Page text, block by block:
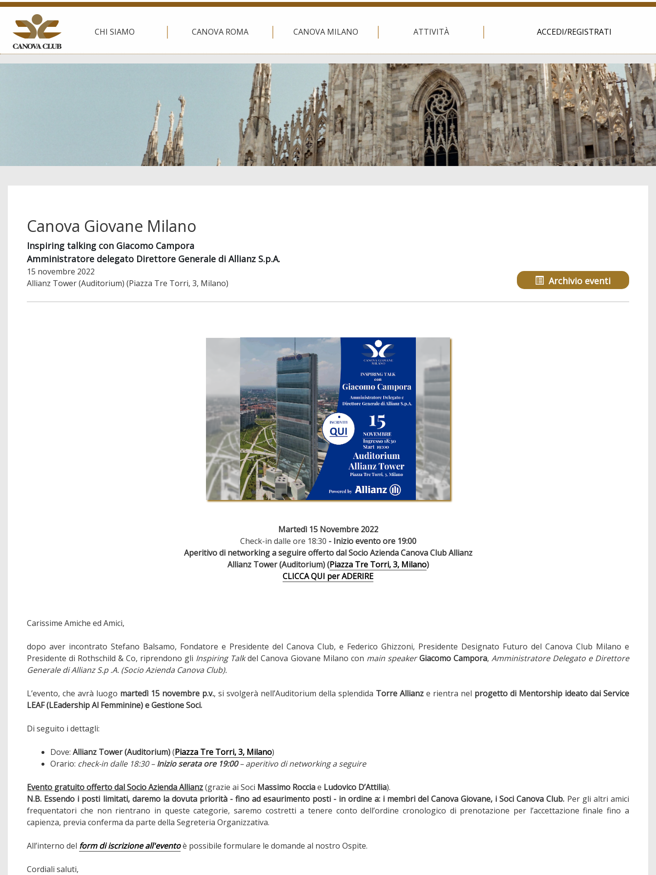
CHI SIAMO CANOVA ROMA CANOVA MILANO ATTIVITÀ ACCEDI/REGISTRATI
Canova Giovane Milano
Inspiring talking con Giacomo Campora
Amministratore delegato Direttore Generale di Allianz S.p.A.
15 novembre 2022
Allianz Tower (Auditorium) (Piazza Tre Torri, 3, Milano)
Archivio eventi
Martedì 15 Novembre 2022
Check-in dalle ore 18:30 - Inizio evento ore 19:00
Aperitivo di networking a seguire offerto dal Socio Azienda Canova Club Allianz
Allianz Tower (Auditorium) (Piazza Tre Torri, 3, Milano)
CLICCA QUI per ADERIRE
Carissime Amiche ed Amici,
dopo aver incontrato Stefano Balsamo, Fondatore e Presidente del Canova Club, e Federico Ghizzoni, Presidente Designato Futuro del Canova Club Milano e
Presidente di Rothschild & Co, riprendono gli Inspiring Talkdel Canova Giovane Milano con main speaker Giacomo Campora, Amministratore Delegato e Direttore
Generale di Allianz S.p .A. (Socio Azienda Canova Club).
L’evento, che avrà luogo martedì 15 novembre p.v., si svolgerà nell’Auditorium della splendida Torre Allianze rientra nel progetto di Mentorship ideato dai Service
LEAF (LEadership Al Femminine) e Gestione Soci.
Di seguito i dettagli:
Dove:Allianz Tower (Auditorium)(Piazza Tre Torri, 3, Milano)
Orario: check-in dalle 18:30 –Inizio serata ore 19:00– aperitivo di networking a seguire
Evento gratuito offerto dal Socio Azienda Allianz(grazie ai Soci Massimo Rocciae Ludovico D’Attilia).
N.B. Essendo i posti limitati, daremo la dovuta priorità - fino ad esaurimento posti - in ordine a: i membri del Canova Giovane, i Soci Canova Club. Per gli altri amici
frequentatori che non rientrano in queste categorie, saremo costretti a tenere conto dell’ordine cronologico di prenotazione per l’accettazione finale fino a
capienza, previa conferma da parte della Segreteria Organizzativa.
All’interno del form di iscrizione all'eventoè possibile formulare le domande al nostro Ospite.
Cordiali saluti,